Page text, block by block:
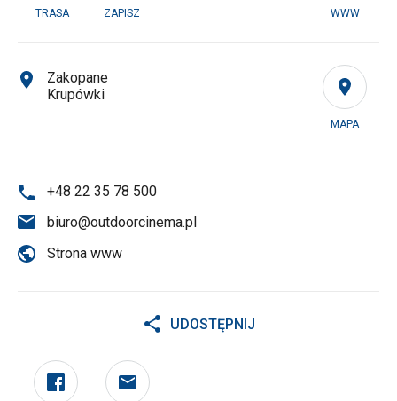
TRASA ZAPISZ WWW
MAPA
Zakopane
Krupówki
+48 22 35 78 500
biuro@outdoorcinema.pl
Strona www
UDOSTĘPNIJ